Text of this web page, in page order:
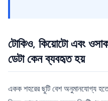
টোকিও, কিয়োটো এবং
ডেটা কেন ব্যবহৃত হয়
একক শহরের ছুটি বেশ অনুমানযোগ্য